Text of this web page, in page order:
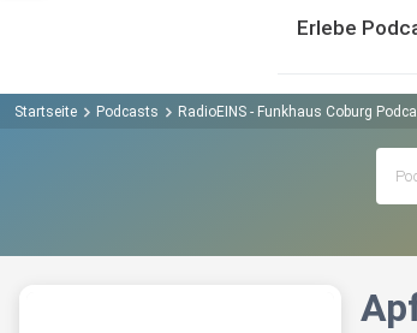
Erlebe
Startseite Podcasts RadioEINS - Funkhaus Coburg